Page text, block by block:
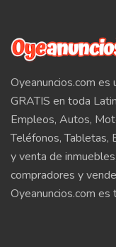
Oyeanuncios.com es
GRATIS en toda
Empleos, Autos,
Teléfonos, Tabletas,
y venta de
compradores y
Oyeanuncios.com